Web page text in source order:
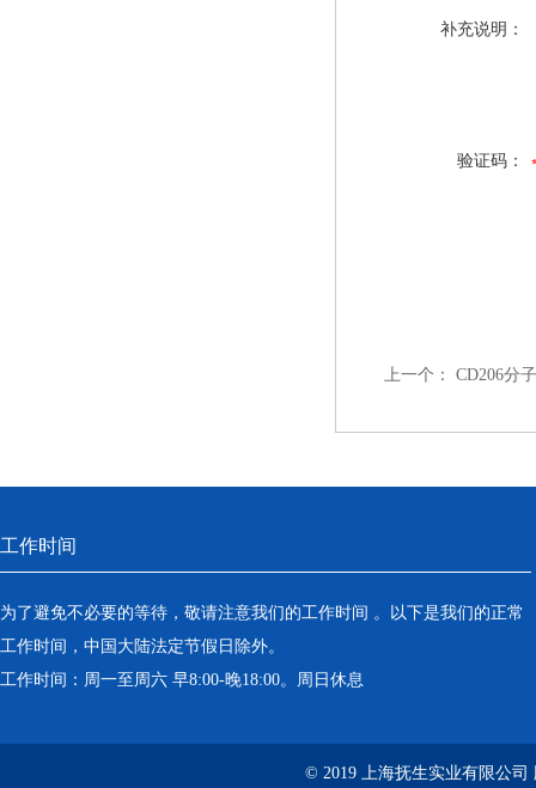
补充说明：
验证码：
上一个： CD206分
工作时间
为了避免不必要的等待，敬请注意我们的工作时间 。以下是我们的正常
工作时间，中国大陆法定节假日除外。
工作时间：周一至周六 早8:00-晚18:00。周日休息
© 2019 上海抚生实业有限公司